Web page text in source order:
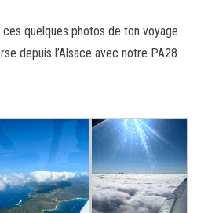
quelques photos de ton voyage
depuis l’Alsace avec notre PA28